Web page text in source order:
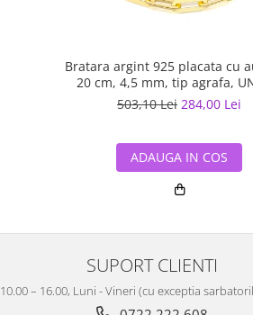
Bratara argint 925 placata cu
20 cm, 4,5 mm, tip agrafa,
503,10 Lei 284,00 Lei
ADAUGA IN COS
SUPORT CLIENTI
10.00 – 16.00, Luni - Vineri (cu exceptia